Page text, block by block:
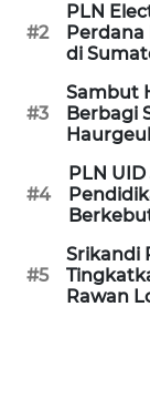
#2
PLN
di
#3
Sambut
Berbagi
#4
PLN
#5
Srikandi
Rawan
WN
INDRAMAYU
WN
KUNINGAN
WN
MAJALENGKA
WN
SUBANG